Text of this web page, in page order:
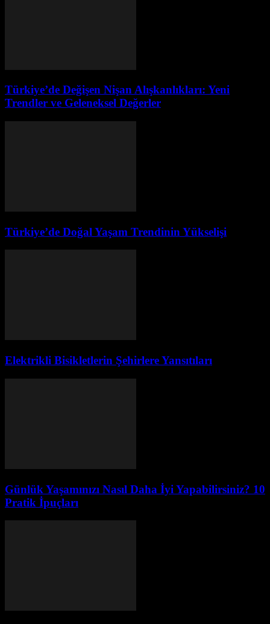
Türkiye’de Değişen Nişan Alışkanlıkları: Yeni
Trendler ve Geleneksel Değerler
Türkiye’de Doğal Yaşam Trendinin Yükselişi
Elektrikli Bisikletlerin Şehirlere Yansıtıları
Günlük Yaşamınızı Nasıl Daha İyi Yapabilirsiniz? 10
Pratik İpuçları